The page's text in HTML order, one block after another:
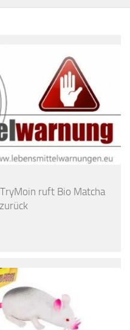
ruft Bio Matcha